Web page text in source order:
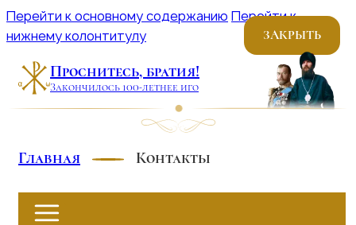
Перейти к основному содержанию Перейти к
нижнему колонтитулу
Проснитесь, братия!
Закончилось 100-летнее иго
Главная Контакты
ЗАКРЫТЬ